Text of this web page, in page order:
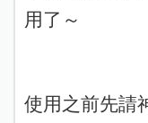
用了～
使用之前先請